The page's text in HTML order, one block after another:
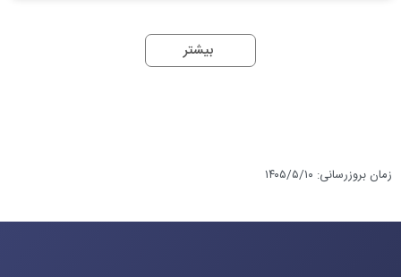
بیشتر
زمان بروزرسانی: ۱۴۰۵/۵/۱۰